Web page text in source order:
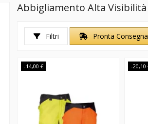
Abbigliamento Alta Visibilità
Filtri Pronta Consegna
-14,00 € -20,10